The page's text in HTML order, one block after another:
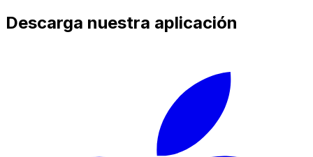
Descarga nuestra aplicación